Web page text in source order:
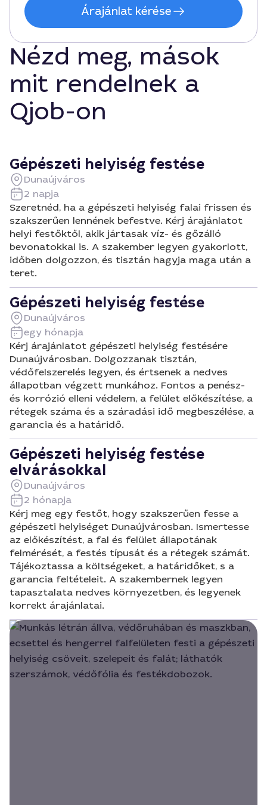
Árajánlat kérése
Nézd meg, mások
mit rendelnek a
Qjob-on
Gépészeti helyiség festése
Dunaújváros
2 napja
Szeretnéd, ha a gépészeti helyiség falai frissen és
szakszerűen lennének befestve. Kérj árajánlatot
helyi festőktől, akik jártasak víz- és gőzálló
bevonatokkal is. A szakember legyen gyakorlott,
időben dolgozzon, és tisztán hagyja maga után a
teret.
Gépészeti helyiség festése
Dunaújváros
egy hónapja
Kérj árajánlatot gépészeti helyiség festésére
Dunaújvárosban. Dolgozzanak tisztán,
védőfelszerelés legyen, és értsenek a nedves
állapotban végzett munkához. Fontos a penész-
és korrózió elleni védelem, a felület előkészítése, a
rétegek száma és a száradási idő megbeszélése, a
garancia és a határidő.
Gépészeti helyiség festése
elvárásokkal
Dunaújváros
2 hónapja
Kérj meg egy festőt, hogy szakszerűen fesse a
gépészeti helyiséget Dunaújvárosban. Ismertesse
az előkészítést, a fal és felület állapotának
felmérését, a festés típusát és a rétegek számát.
Tájékoztassa a költségeket, a határidőket, s a
garancia feltételeit. A szakembernek legyen
tapasztalata nedves környezetben, és legyenek
korrekt árajánlatai.